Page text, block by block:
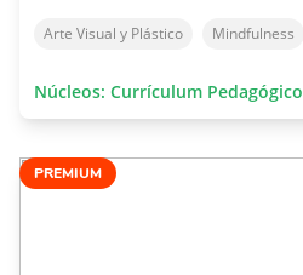
Arte Visual y Plástico Mindfulness
Núcleos: Currículum Pedagógico
PREMIUM